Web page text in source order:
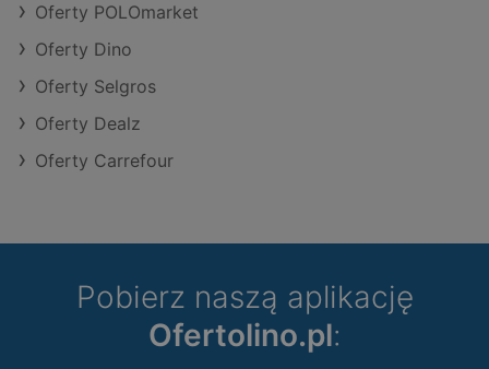
Oferty POLOmarket
Oferty Dino
Oferty Selgros
Oferty Dealz
Oferty Carrefour
Pobierz naszą aplikację
Ofertolino.pl: